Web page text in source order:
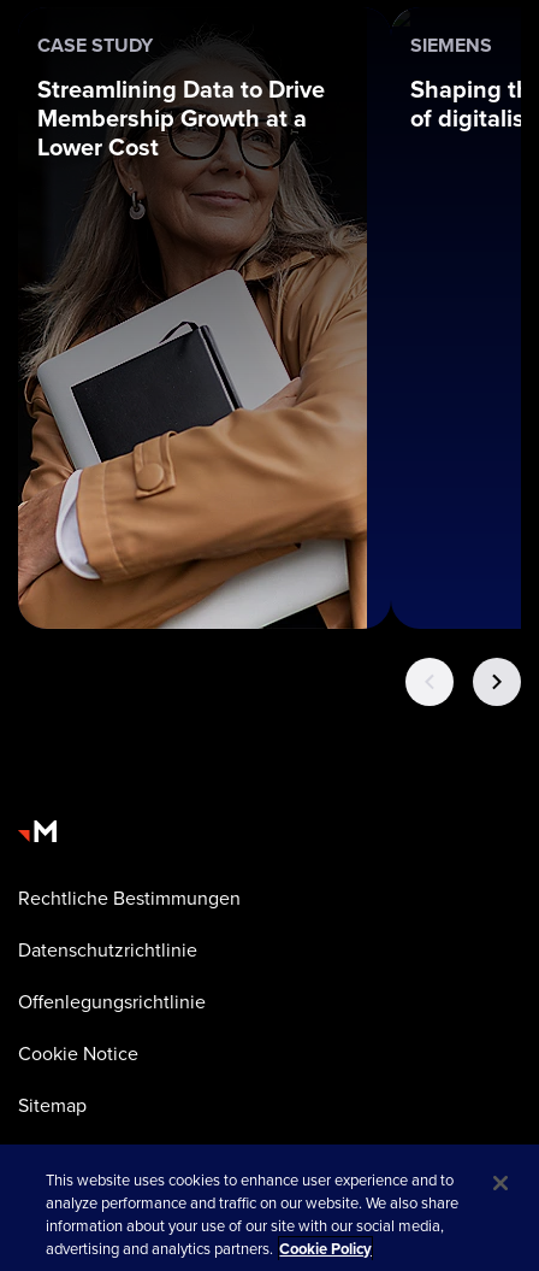
CASE STUDY
Streamlining Data to Drive
Membership Growth at a
Lower Cost
SIEMENS
Shaping
of
Rechtliche Bestimmungen
Datenschutzrichtlinie
Offenlegungsrichtlinie
Cookie Notice
Sitemap
This website uses cookies to enhance user experience and to
analyze performance and traffic on our website. We also share
information about your use of our site with our social media,
advertising and analytics partners. Cookie Policy